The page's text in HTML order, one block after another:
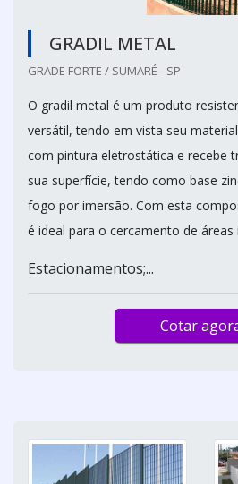
GRADIL METAL
GRADE FORTE / SUMARÉ - SP
O gradil metal é um produto
versátil, tendo em vista seu
com pintura eletrostática e recebe
sua superfície, tendo como base
fogo por imersão. Com esta
é ideal para o cercamento de
Estacionamentos;...
Cotar